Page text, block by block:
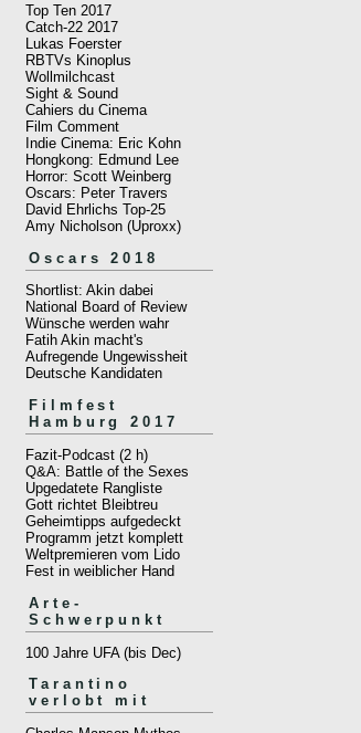
Top Ten 2017
Catch-22 2017
Lukas Foerster
RBTVs Kinoplus
Wollmilchcast
Sight & Sound
Cahiers du Cinema
Film Comment
Indie Cinema: Eric Kohn
Hongkong: Edmund Lee
Horror: Scott Weinberg
Oscars: Peter Travers
David Ehrlichs Top-25
Amy Nicholson (Uproxx)
Oscars 2018
Shortlist: Akin dabei
National Board of Review
Wünsche werden wahr
Fatih Akin macht's
Aufregende Ungewissheit
Deutsche Kandidaten
Filmfest
Hamburg 2017
Fazit-Podcast (2 h)
Q&A: Battle of the Sexes
Upgedatete Rangliste
Gott richtet Bleibtreu
Geheimtipps aufgedeckt
Programm jetzt komplett
Weltpremieren vom Lido
Fest in weiblicher Hand
Arte-
Schwerpunkt
100 Jahre UFA (bis Dec)
Tarantino
verlobt mit